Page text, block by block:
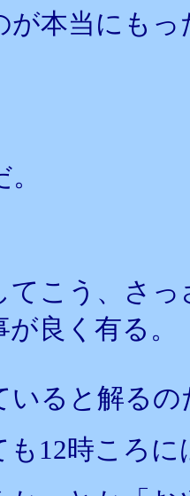
が本当にも
てこう、さ
良く有る。
いると解る
も12時ころに